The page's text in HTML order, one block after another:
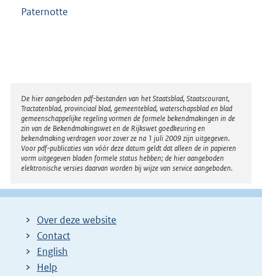
Paternotte
Disclaimer
De hier aangeboden pdf-bestanden van het Staatsblad, Staatscourant,
Tractatenblad, provinciaal blad, gemeenteblad, waterschapsblad en blad
gemeenschappelijke regeling vormen de formele bekendmakingen in de
zin van de Bekendmakingswet en de Rijkswet goedkeuring en
bekendmaking verdragen voor zover ze na 1 juli 2009 zijn uitgegeven.
Voor pdf-publicaties van vóór deze datum geldt dat alleen de in papieren
vorm uitgegeven bladen formele status hebben; de hier aangeboden
elektronische versies daarvan worden bij wijze van service aangeboden.
Over deze website
Contact
English
Help